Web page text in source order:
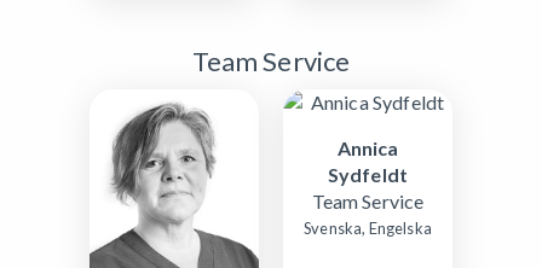
Team Service
Annica
Sydfeldt
Team Service
Svenska, Engelska